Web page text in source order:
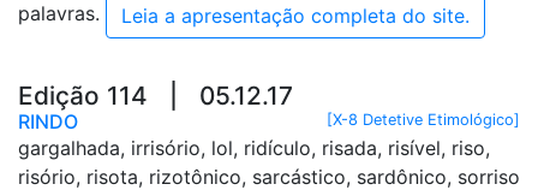
palavras.
Leia a apresentação completa do site.
Edição 114 | 05.12.17
RINDO [X-8 Detetive Etimológico]
gargalhada, irrisório, lol, ridículo, risada, risível, riso,
risório, risota, rizotônico, sarcástico, sardônico, sorriso